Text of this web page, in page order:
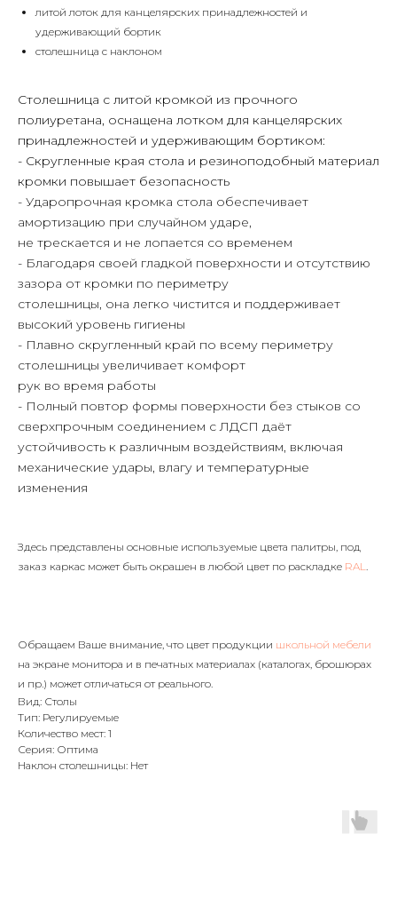
литой лоток для канцелярских принадлежностей и
удерживающий бортик
столешница с наклоном
Столешница с литой кромкой из прочного
полиуретана, оснащена лотком для канцелярских
принадлежностей и удерживающим бортиком:
- Скругленные края стола и резиноподобный материал
кромки повышает безопасность
- Ударопрочная кромка стола обеспечивает
амортизацию при случайном ударе,
не трескается и не лопается со временем
- Благодаря своей гладкой поверхности и отсутствию
зазора от кромки по периметру
столешницы, она легко чистится и поддерживает
высокий уровень гигиены
- Плавно скругленный край по всему периметру
столешницы увеличивает комфорт
рук во время работы
- Полный повтор формы поверхности без стыков со
сверхпрочным соединением с ЛДСП даёт
устойчивость к различным воздействиям, включая
механические удары, влагу и температурные
изменения
Здесь представлены основные используемые цвета палитры, под
заказ каркас может быть окрашен в любой цвет по раскладке RAL.
Обращаем Ваше внимание, что цвет продукции школьной мебели
на экране монитора и в печатных материалах (каталогах, брошюрах
и пр.) может отличаться от реального.
Вид: Столы
Тип: Регулируемые
Количество мест: 1
Серия: Оптима
Наклон столешницы: Нет